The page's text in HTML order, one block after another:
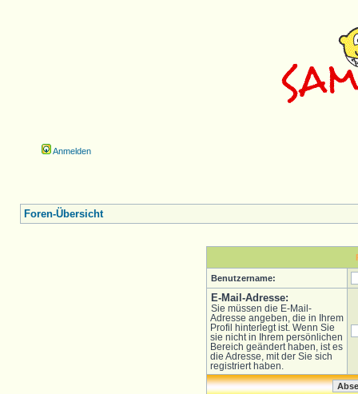
Anmelden
Foren-Übersicht
Benutzername:
E-Mail-Adresse:
Sie müssen die E-Mail-
Adresse angeben, die in Ihrem
Profil hinterlegt ist. Wenn Sie
sie nicht in Ihrem persönlichen
Bereich geändert haben, ist es
die Adresse, mit der Sie sich
registriert haben.